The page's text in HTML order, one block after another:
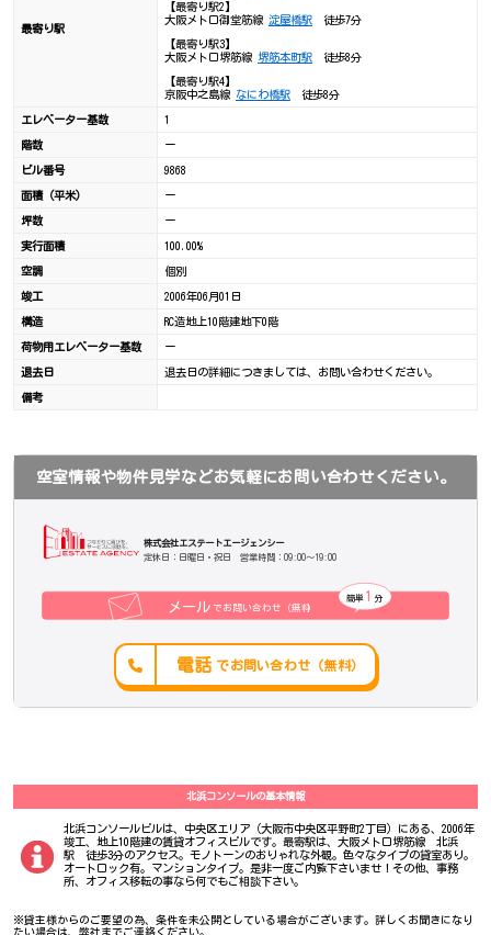
最寄り駅
【最寄り駅2】
大阪メトロ御堂筋線 淀屋橋駅徒歩7分
【最寄り駅3】
大阪メトロ堺筋線 堺筋本町駅徒歩8分
【最寄り駅4】
京阪中之島線 なにわ橋駅徒歩8分
エレベーター基数 1
階数 ー
ビル番号 9868
面積（平米） ー
坪数 ー
実行面積 100.00%
空調 個別
竣工 2006年06月01日
構造 RC造地上10階建地下0階
荷物用エレベーター基数 ー
退去日 退去日の詳細につきましては、お問い合わせください。
備考
空室情報や物件見学などお気軽にお問い合わせください。
株式会社エステートエージェンシー
定休日：日曜日・祝日 営業時間：09:00～19:00
でお問い合わせ（無料）
メール
簡単 分
1
電話 でお問い合わせ（無料）
北浜コンソールの基本情報
北浜コンソールビルは、中央区エリア（大阪市中央区平野町2丁目）にある、2006年
竣工、地上10階建の賃貸オフィスビルです。最寄駅は、大阪メトロ堺筋線 北浜
駅 徒歩3分のアクセス。モノトーンのおりゃれな外観。色々なタイプの貸室あり。
オートロック有。マンションタイプ。是非一度ご内覧下さいませ！その他、事務
所、オフィス移転の事なら何でもご相談下さい。
※貸主様からのご要望の為、条件を未公開としている場合がございます。詳しくお聞きになり
たい場合は、弊社までご連絡ください。